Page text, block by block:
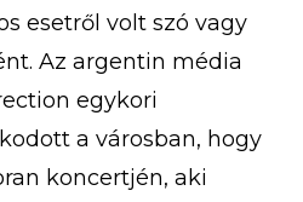
esetről volt szó vagy
Az argentin média
egykori
a városban, hogy
koncertjén, aki